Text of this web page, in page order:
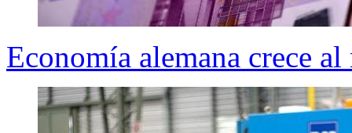
Economía alemana crece